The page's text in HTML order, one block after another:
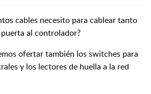
cables necesito para cablear tanto
al controlador?
ofertar también los switches para
y los lectores de huella a la red